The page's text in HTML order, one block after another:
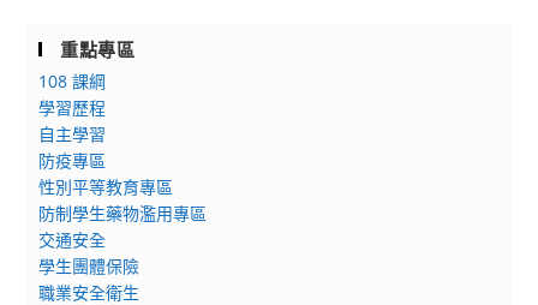
重點專區
108 課綱
學習歷程
自主學習
防疫專區
性別平等教育專區
防制學生藥物濫用專區
交通安全
學生團體保險
職業安全衛生